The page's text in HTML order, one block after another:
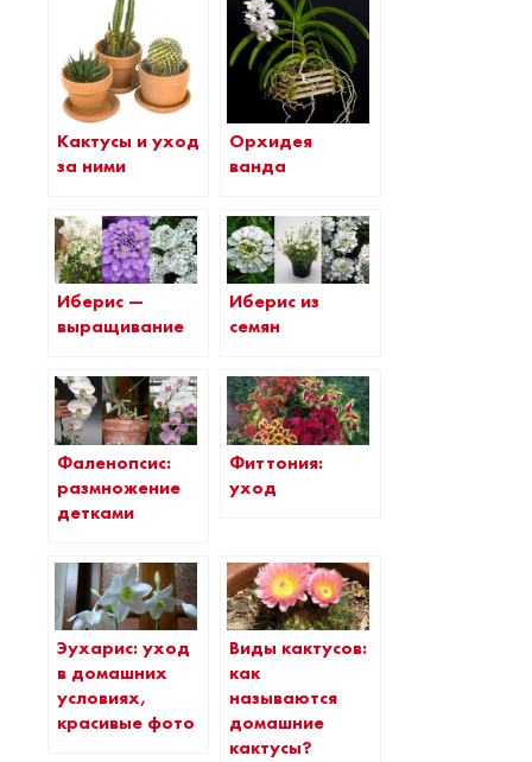
Кактусы и уход
за ними
Орхидея
ванда
Иберис —
выращивание
Иберис из
семян
Фаленопсис:
размножение
детками
Фиттония:
уход
Эухарис: уход
в домашних
условиях,
красивые фото
Виды кактусов:
как
называются
домашние
кактусы?